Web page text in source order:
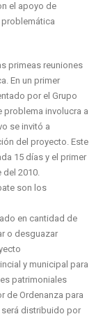
el apoyo de
primeas reuniones
En un primer
por el Grupo
problema involucra a
se invitó a
del proyecto. Este
15 días y el primer
2010.
son los
en cantidad de
o desguazar
y municipal para
patrimoniales
de Ordenanza para
será distribuido por